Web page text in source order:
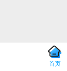
首页